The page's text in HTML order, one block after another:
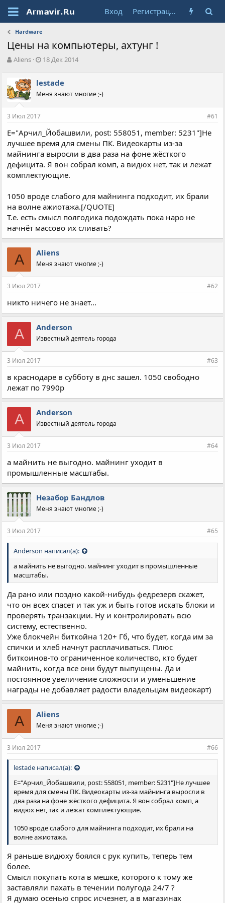
Вход Регистрация
Hardware
Цены на компьютеры, ахтунг !
А
о
р
т
е
ы
Aliens
Д
а
н
л
а
18 Дек 2014
lestade
Меня знают многие ;-)
3 Июл 2017 #61
E="Арчил_Йобашвили, post: 558051, member: 5231"]Не
лучшее время для смены ПК. Видеокарты из-за
майнинга выросли в два раза на фоне жёсткого
дефицита. Я вон собрал комп, а видюх нет, так и лежат
комплектующие.
1050 вроде слабого для майнинга подходит, их брали
на волне ажиотажа.[/QUOTE]
Т.е. есть смысл полгодика подождать пока наро не
начнёт массово их сливать?
A Aliens
Меня знают многие ;-)
3 Июл 2017 #62
никто ничего не знает...
A Anderson
Известный деятель города
3 Июл 2017 #63
в краснодаре в субботу в днс зашел. 1050 свободно
лежат по 7990р
A Anderson
Известный деятель города
3 Июл 2017 #64
а майнить не выгодно. майнинг уходит в
промышленные масштабы.
Незабор Бандлов
Меня знают многие ;-)
3 Июл 2017 #65
Anderson написал(а):
а майнить не выгодно. майнинг уходит в промышленные
масштабы.
Да рано или поздно какой-нибудь федрезерв скажет,
что он всех спасет и так уж и быть готов искать блоки и
проверять транзакции. Ну и контролировать всю
систему, естественно.
Уже блокчейн биткойна 120+ Гб, что будет, когда им за
спички и хлеб начнут расплачиваться. Плюс
биткоинов-то ограниченное количество, кто будет
майнить, когда все они будут выпущены. Да и
постоянное увеличение сложности и уменьшение
награды не добавляет радости владельцам видеокарт)
A Aliens
Меня знают многие ;-)
3 Июл 2017 #66
lestade написал(а):
E="Арчил_Йобашвили, post: 558051, member: 5231"]Не лучшее
время для смены ПК. Видеокарты из-за майнинга выросли в
два раза на фоне жёсткого дефицита. Я вон собрал комп, а
видюх нет, так и лежат комплектующие.
1050 вроде слабого для майнинга подходит, их брали на
волне ажиотажа.
Я раньше видюху боялся с рук купить, теперь тем
более.
Смысл покупать кота в мешке, которого к тому же
заставляли пахать в течении полугода 24/7 ?
Я думаю осенью спрос исчезнет, а в магазинах